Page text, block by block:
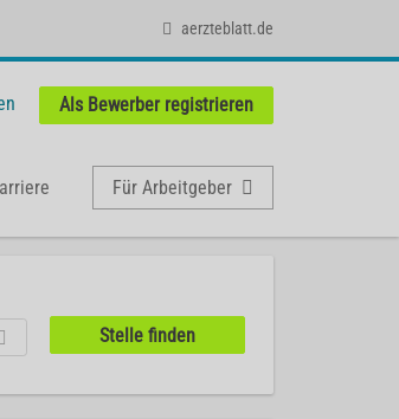
aerzteblatt.de
Als Bewerber registrieren
Für Arbeitgeber